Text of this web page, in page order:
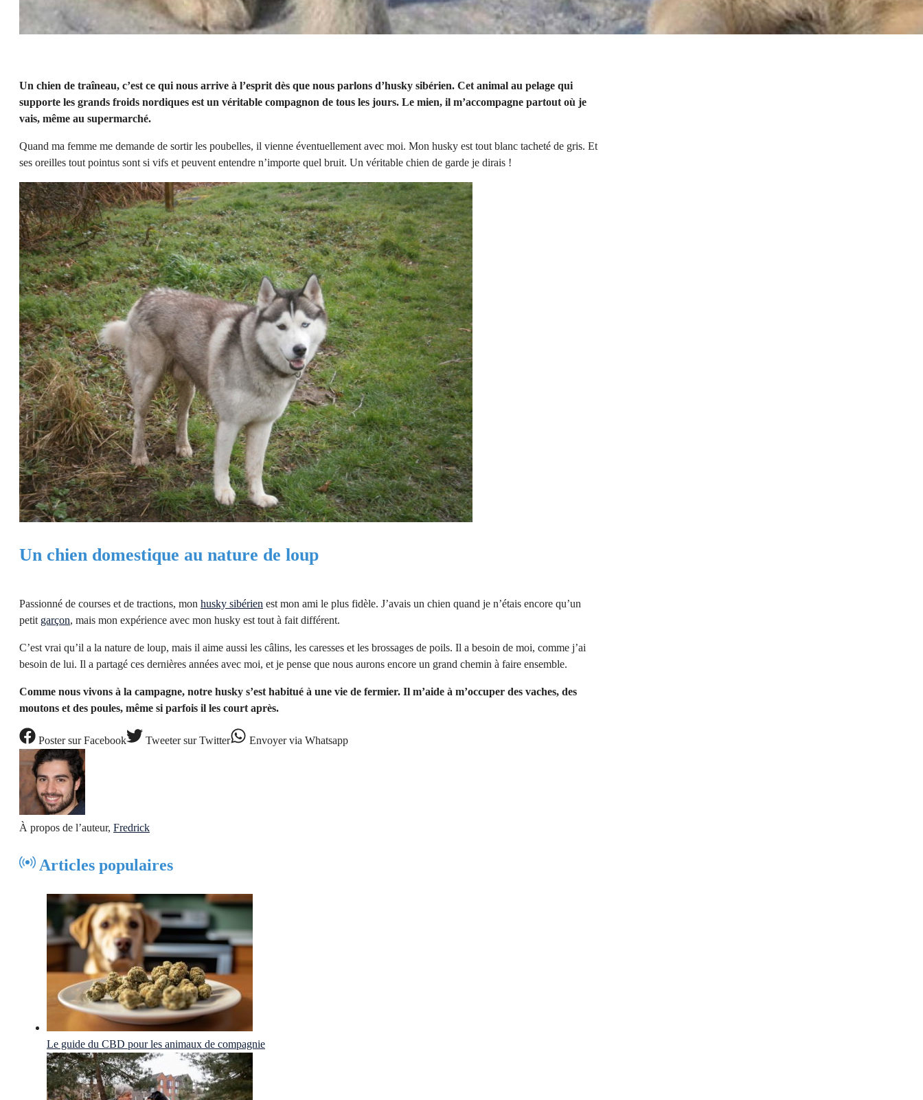
Un chien de traîneau, c’est ce qui nous arrive à l’esprit dès que nous parlons d’husky sibérien. Cet animal au pelage qui
supporte les grands froids nordiques est un véritable compagnon de tous les jours. Le mien, il m’accompagne partout où je
vais, même au supermarché.
Quand ma femme me demande de sortir les poubelles, il vienne éventuellement avec moi. Mon husky est tout blanc tacheté de gris. Et
ses oreilles tout pointus sont si vifs et peuvent entendre n’importe quel bruit. Un véritable chien de garde je dirais !
Un chien domestique au nature de loup
Passionné de courses et de tractions, mon husky sibérien est mon ami le plus fidèle. J’avais un chien quand je n’étais encore qu’un
petit garçon, mais mon expérience avec mon husky est tout à fait différent.
C’est vrai qu’il a la nature de loup, mais il aime aussi les câlins, les caresses et les brossages de poils. Il a besoin de moi, comme j’ai
besoin de lui. Il a partagé ces dernières années avec moi, et je pense que nous aurons encore un grand chemin à faire ensemble.
Comme nous vivons à la campagne, notre husky s’est habitué à une vie de fermier. Il m’aide à m’occuper des vaches, des
moutons et des poules, même si parfois il les court après.
Postersur Facebook Tweetersur Twitter Envoyervia Whatsapp
À propos de l’auteur, Fredrick
Articles populaires
Le guide du CBD pour les animaux de compagnie